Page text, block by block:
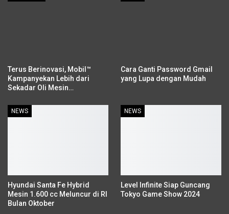
Terus Berinovasi, Mobil™
Kampanyekan Lebih dari
Sekadar Oli Mesin…
Cara Ganti Password Gmail
yang Lupa dengan Mudah
NEWS
Hyundai Santa Fe Hybrid
Mesin 1.600 cc Meluncur di RI
Bulan Oktober
NEWS
Level Infinite Siap Guncang
Tokyo Game Show 2024